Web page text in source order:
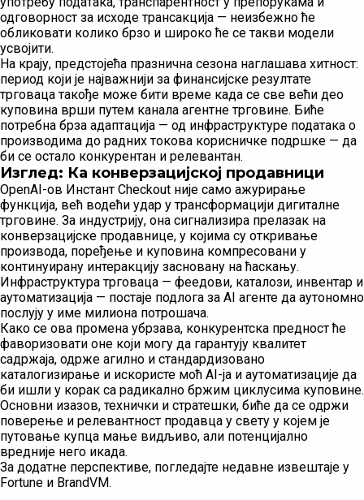
одговорност за исходе трансакција — неизбежно ће
обликовати колико брзо и широко ће се такви модели
усвојити.
На крају, предстојећа празнична сезона наглашава хитност:
период који је најважнији за финансијске резултате
трговаца такође може бити време када се све већи део
куповина врши путем каналa агентне трговине. Биће
потребна брза адаптација — од инфраструктуре података о
производима до радних токова корисничке подршке — да
би се остало конкурентан и релевантан.
Изглед: Ка конверзацијској продавници
OpenAI-ов Инстант Checkout није само ажурирање
функција, већ водећи удар у трансформацији дигиталне
трговине. За индустрију, она сигнализира прелазак на
конверзацијске продавнице, у којима су откривање
производа, поређење и куповина компресовани у
континуирану интеракцију засновану на ћаскању.
Инфраструктура трговаца — феедови, каталози, инвентар и
аутоматизација — постаје подлога за AI агенте да аутономно
послују у име милиона потрошача.
Како се ова промена убрзава, конкурентска предност ће
фаворизовати оне који могу да гарантују квалитет
садржаја, одрже агилно и стандардизовано
каталогизирање и искористе моћ AI-ја и аутоматизације да
би ишли у корак са радикално бржим циклусима куповине.
Основни изазов, технички и стратешки, биће да се одржи
поверење и релевантност продавца у свету у којем је
путовање купца мање видљиво, али потенцијално
вредније него икада.
За додатне перспективе, погледајте недавне извештаје у
Fortune и BrandVM.